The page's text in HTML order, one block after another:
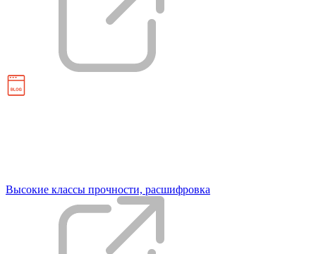
Высокие классы прочности, расшифровка